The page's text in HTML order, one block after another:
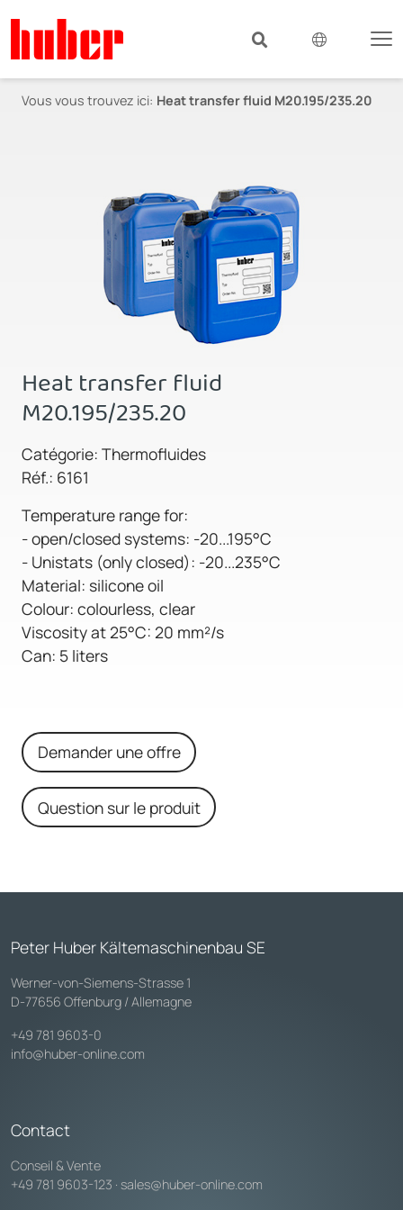
Vous vous trouvez ici: Heat transfer fluid M20.195/235.20
Heat transfer fluid
M20.195/235.20
Catégorie: Thermofluides
Réf.: 6161
Temperature range for:
- open/closed systems: -20...195°C
- Unistats (only closed): -20...235°C
Material: silicone oil
Colour: colourless, clear
Viscosity at 25°C: 20 mm²/s
Can: 5 liters
Demander une offre
Question sur le produit
Peter Huber Kältemaschinenbau SE
Werner-von-Siemens-Strasse 1
D-77656 Offenburg / Allemagne
+49 781 9603-0
info@huber-online.com
Contact
Conseil & Vente
+49 781 9603-123 · sales@huber-online.com